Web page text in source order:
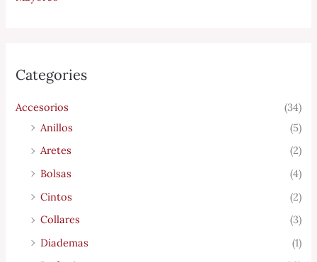
Categories
Accesorios
(34)
Anillos
(5)
Aretes
(2)
Bolsas
(4)
Cintos
(2)
Collares
(3)
Diademas
(1)